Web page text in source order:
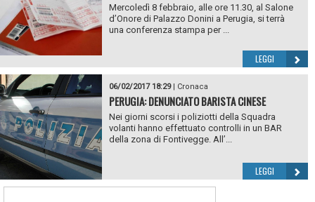
Mercoledì 8 febbraio, alle ore 11.30, al Salone
d’Onore di Palazzo Donini a Perugia, si terrà
una conferenza stampa per ...
LEGGI
06/02/2017 18:29| Cronaca
PERUGIA: DENUNCIATO BARISTA CINESE
Nei giorni scorsi i poliziotti della Squadra
volanti hanno effettuato controlli in un BAR
della zona di Fontivegge. All’...
LEGGI